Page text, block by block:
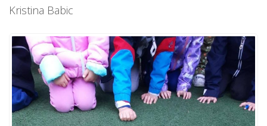
Kristina Babic